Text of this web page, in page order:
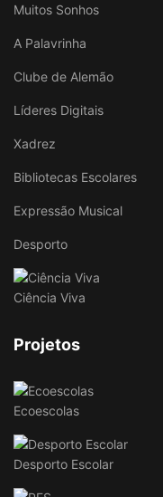
Muitos Sonhos
A Palavrinha
Clube de Alemão
Líderes Digitais
Xadrez
Bibliotecas Escolares
Expressão Musical
Desporto
Ciência Viva
Projetos
Ecoescolas
Desporto Escolar